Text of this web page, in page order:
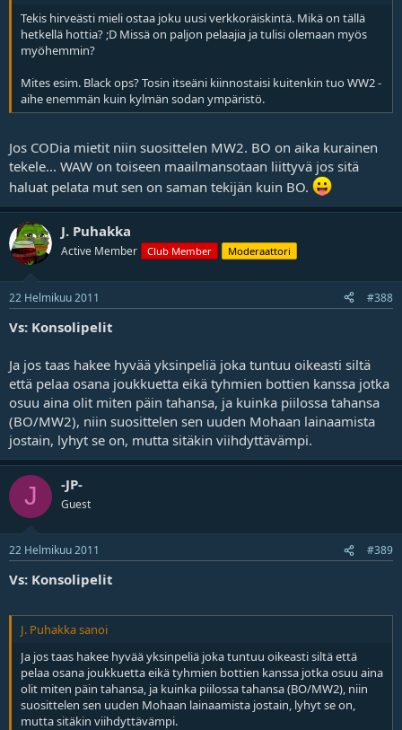
Tekis hirveästi mieli ostaa joku uusi verkkoräiskintä. Mikä on tällä
hetkellä hottia? ;D Missä on paljon pelaajia ja tulisi olemaan myös
myöhemmin?
Mites esim. Black ops? Tosin itseäni kiinnostaisi kuitenkin tuo WW2 -
aihe enemmän kuin kylmän sodan ympäristö.
Jos CODia mietit niin suosittelen MW2. BO on aika kurainen
tekele... WAW on toiseen maailmansotaan liittyvä jos sitä
haluat pelata mut sen on saman tekijän kuin BO.
J. Puhakka
Active Member Club Member Moderaattori
22 Helmikuu 2011 #388
Vs: Konsolipelit
Ja jos taas hakee hyvää yksinpeliä joka tuntuu oikeasti siltä
että pelaa osana joukkuetta eikä tyhmien bottien kanssa jotka
osuu aina olit miten päin tahansa, ja kuinka piilossa tahansa
(BO/MW2), niin suosittelen sen uuden Mohaan lainaamista
jostain, lyhyt se on, mutta sitäkin viihdyttävämpi.
J -JP-
Guest
22 Helmikuu 2011 #389
Vs: Konsolipelit
J. Puhakka sanoi
Ja jos taas hakee hyvää yksinpeliä joka tuntuu oikeasti siltä että
pelaa osana joukkuetta eikä tyhmien bottien kanssa jotka osuu aina
olit miten päin tahansa, ja kuinka piilossa tahansa (BO/MW2), niin
suosittelen sen uuden Mohaan lainaamista jostain, lyhyt se on,
mutta sitäkin viihdyttävämpi.